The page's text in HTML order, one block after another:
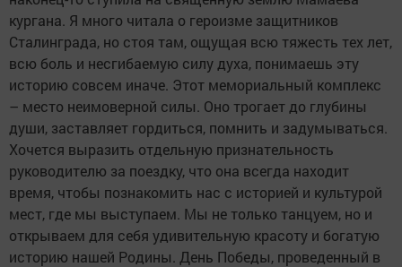
кургана. Я много читала о героизме защитников
Сталинграда, но стоя там, ощущая всю тяжесть тех лет,
всю боль и несгибаемую силу духа, понимаешь эту
историю совсем иначе. Этот мемориальный комплекс
– место неимоверной силы. Оно трогает до глубины
души, заставляет гордиться, помнить и задумываться.
Хочется выразить отдельную признательность
руководителю за поездку, что она всегда находит
время, чтобы познакомить нас с историей и культурой
мест, где мы выступаем. Мы не только танцуем, но и
открываем для себя удивительную красоту и богатую
историю нашей Родины. День Победы, проведенный в